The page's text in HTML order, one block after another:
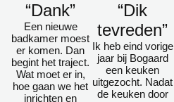
“Dank”
Een nieuwe
badkamer moest
er komen. Dan
begint het traject.
Wat moet er in,
hoe gaan we het
inrichten en
“Dik
tevreden”
Ik heb eind vorige
jaar bij Bogaard
een keuken
uitgezocht. Nadat
de keuken door